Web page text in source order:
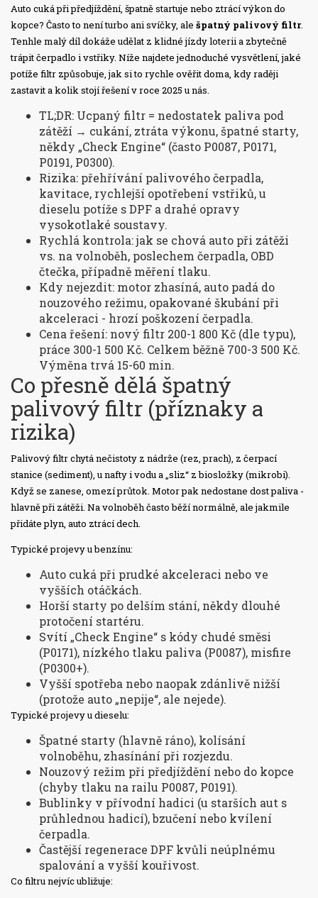
Auto cuká při předjíždění, špatně startuje nebo ztrácí výkon do
kopce? Často to není turbo ani svíčky, ale špatný palivový filtr.
Tenhle malý díl dokáže udělat z klidné jízdy loterii a zbytečně
trápit čerpadlo i vstřiky. Níže najdete jednoduché vysvětlení, jaké
potíže filtr způsobuje, jak si to rychle ověřit doma, kdy raději
zastavit a kolik stojí řešení v roce 2025 u nás.
TL;DR: Ucpaný filtr = nedostatek paliva pod
zátěží → cukání, ztráta výkonu, špatné starty,
někdy „Check Engine“ (často P0087, P0171,
P0191, P0300).
Rizika: přehřívání palivového čerpadla,
kavitace, rychlejší opotřebení vstřiků, u
dieselu potíže s DPF a drahé opravy
vysokotlaké soustavy.
Rychlá kontrola: jak se chová auto při zátěži
vs. na volnoběh, poslechem čerpadla, OBD
čtečka, případně měření tlaku.
Kdy nejezdit: motor zhasíná, auto padá do
nouzového režimu, opakované škubání při
akceleraci - hrozí poškození čerpadla.
Cena řešení: nový filtr 200-1 800 Kč (dle typu),
práce 300-1 500 Kč. Celkem běžně 700-3 500 Kč.
Výměna trvá 15-60 min.
Co přesně dělá špatný
palivový filtr (příznaky a
rizika)
Palivový filtr chytá nečistoty z nádrže (rez, prach), z čerpací
stanice (sediment), u nafty i vodu a „sliz“ z biosložky (mikrobi).
Když se zanese, omezí průtok. Motor pak nedostane dost paliva -
hlavně při zátěži. Na volnoběh často běží normálně, ale jakmile
přidáte plyn, auto ztrácí dech.
Typické projevy u benzínu:
Auto cuká při prudké akceleraci nebo ve
vyšších otáčkách.
Horší starty po delším stání, někdy dlouhé
protočení startéru.
Svítí „Check Engine“ s kódy chudé směsi
(P0171), nízkého tlaku paliva (P0087), misfire
(P0300+).
Vyšší spotřeba nebo naopak zdánlivě nižší
(protože auto „nepije“, ale nejede).
Typické projevy u dieselu:
Špatné starty (hlavně ráno), kolísání
volnoběhu, zhasínání při rozjezdu.
Nouzový režim při předjíždění nebo do kopce
(chyby tlaku na railu P0087, P0191).
Bublinky v přívodní hadici (u starších aut s
průhlednou hadicí), bzučení nebo kvílení
čerpadla.
Častější regenerace DPF kvůli neúplnému
spalování a vyšší kouřivost.
Co filtru nejvíc ubližuje: